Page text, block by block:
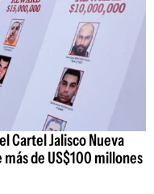
Cartel Jalisco Nueva
más de US$100 millones